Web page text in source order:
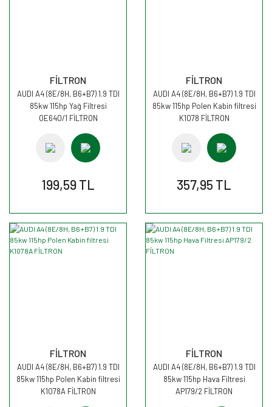
FİLTRON
AUDI A4 (8E/8H, B6+B7) 1.9 TDI
85kw 115hp Yağ Filtresi
OE640/1 FİLTRON
199,59 TL
FİLTRON
AUDI A4 (8E/8H, B6+B7) 1.9 TDI
85kw 115hp Polen Kabin filtresi
K1078 FİLTRON
357,95 TL
FİLTRON
AUDI A4 (8E/8H, B6+B7) 1.9 TDI
85kw 115hp Polen Kabin filtresi
K1078A FİLTRON
FİLTRON
AUDI A4 (8E/8H, B6+B7) 1.9 TDI
85kw 115hp Hava Filtresi
AP179/2 FİLTRON